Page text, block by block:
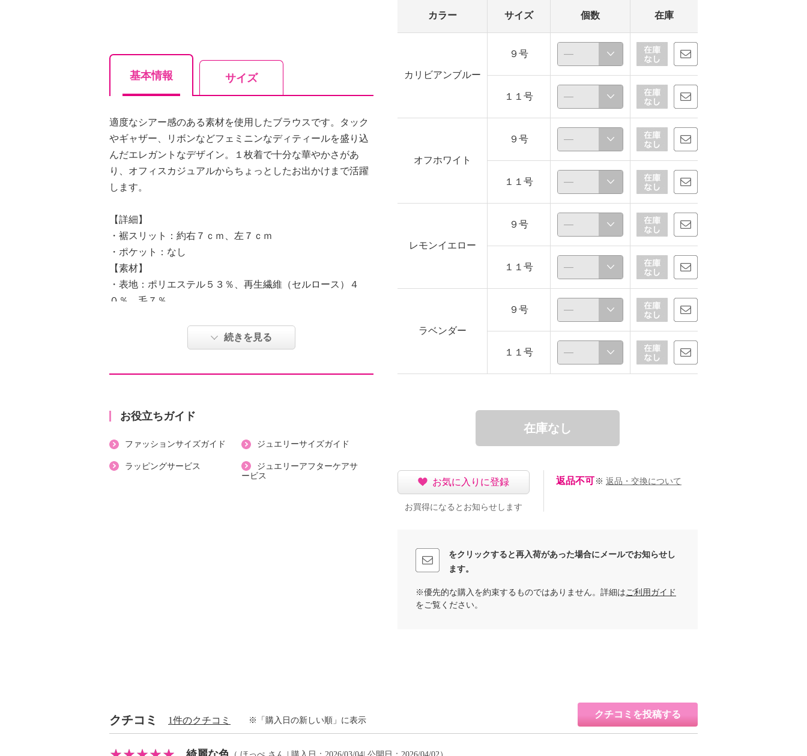
基本情報 サイズ
適度なシアー感のある素材を使用したブラウスです。タック
やギャザー、リボンなどフェミニンなディティールを盛り込
んだエレガントなデザイン。１枚着で十分な華やかさがあ
り、オフィスカジュアルからちょっとしたお出かけまで活躍
します。
【詳細】
・裾スリット：約右７ｃｍ、左７ｃｍ
・ポケット：なし
【素材】
・表地：ポリエステル５３％、再生繊維（セルロース）４
０％、毛７％
・漂白処理：塩素系・酸素系漂白不可
・ドライクリーニング：石油系ドライクリーニング可
【個体差あり】
・個体差あり
続きを見る
お役立ちガイド
ファッションサイズガイド ジュエリーサイズガイド
ラッピングサービス
ジュエリーアフターケアサ
ービス
カラー サイズ 個数 在庫
カリビアンブルー
９号
１１号
オフホワイト
９号
１１号
レモンイエロー
９号
１１号
ラベンダー
９号
１１号
在庫なし
お気に入りに登録
お買得になるとお知らせします
返品不可 ※ 返品・交換について
をクリックすると再入荷があった場合にメールでお知らせし
ます。
※優先的な購入を約束するものではありません。詳細は ご利用ガイド
をご覧ください。
クチコミ 1件のクチコミ
クチコミを投稿する
※「購入日の新しい順」に表示